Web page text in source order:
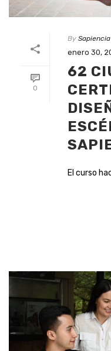
0
By
enero 30,
62
El curso